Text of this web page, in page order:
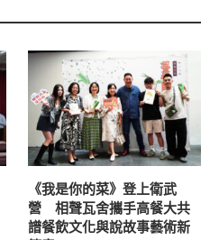
《我是你的菜》登上衛武
營 相聲瓦舍攜手高餐大共
譜餐飲文化與說故事藝術新